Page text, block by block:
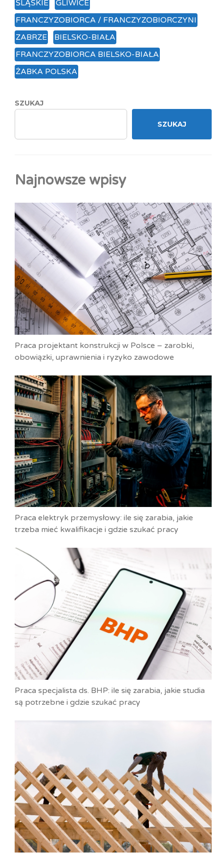
ŚLĄSKIE
GLIWICE
FRANCZYZOBIORCA / FRANCZYZOBIORCZYNI
ZABRZE
BIELSKO-BIAŁA
FRANCZYZOBIORCA BIELSKO-BIAŁA
ŻABKA POLSKA
SZUKAJ
SZUKAJ
Najnowsze wpisy
Praca projektant konstrukcji w Polsce – zarobki,
obowiązki, uprawnienia i ryzyko zawodowe
Praca elektryk przemysłowy: ile się zarabia, jakie
trzeba mieć kwalifikacje i gdzie szukać pracy
Praca specjalista ds. BHP: ile się zarabia, jakie studia
są potrzebne i gdzie szukać pracy